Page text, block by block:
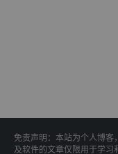
免责声明：本站为个人博客
及软件的文章仅限用于学习